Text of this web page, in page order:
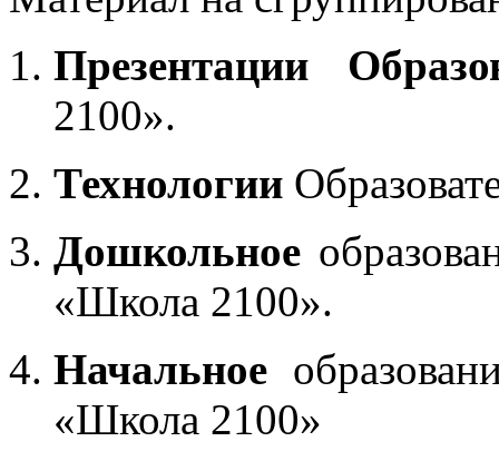
Презентации
2100».
Технологии
Дошкольное
«Школа 2100».
Начальное
«Школа 2100»